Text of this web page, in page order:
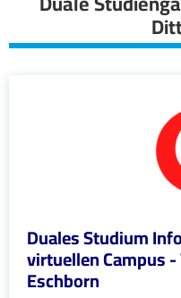
Duales Studium
virtuellen Campus
Eschborn